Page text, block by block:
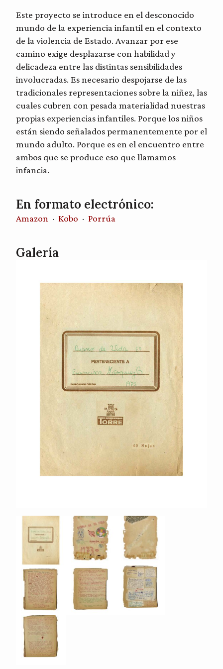
Este proyecto se introduce en el desconocido
mundo de la experiencia infantil en el contexto
de la violencia de Estado. Avanzar por ese
camino exige desplazarse con habilidad y
delicadeza entre las distintas sensibilidades
involucradas. Es necesario despojarse de las
tradicionales representaciones sobre la niñez, las
cuales cubren con pesada materialidad nuestras
propias experiencias infantiles. Porque los niños
están siendo señalados permanentemente por el
mundo adulto. Porque es en el encuentro entre
ambos que se produce eso que llamamos
infancia.
En formato electrónico:
Amazon · Kobo · Porrúa
Galería